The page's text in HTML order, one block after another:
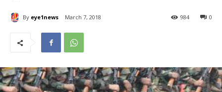
By eye1news March 7, 2018 0
984